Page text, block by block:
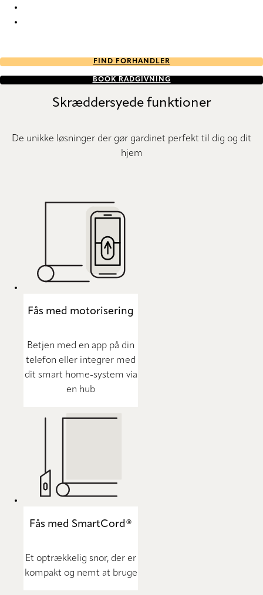
FIND FORHANDLER
BOOK RÅDGIVNING
Skræddersyede funktioner
De unikke løsninger der gør gardinet perfekt til dig og dit
hjem
Fås med motorisering
Betjen med en app på din
telefon eller integrer med
dit smart home-system via
en hub
Fås med SmartCord®
Et optrækkelig snor, der er
kompakt og nemt at bruge